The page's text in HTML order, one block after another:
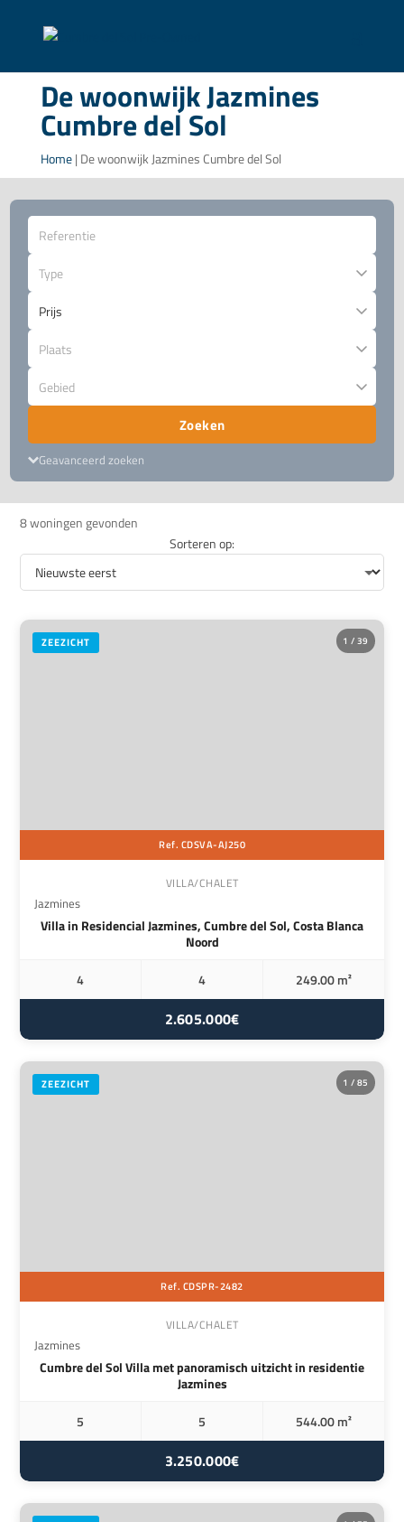
De woonwijk Jazmines
Cumbre del Sol
Home| De woonwijk Jazmines Cumbre del Sol
Type
Plaats
Gebied
Zoeken
Geavanceerd zoeken
8 woningen gevonden
Sorteren op:
1 / 39
ZEEZICHT
Ref. CDSVA-AJ250
VILLA/CHALET
Jazmines
Villa in Residencial Jazmines, Cumbre del Sol, Costa Blanca
Noord
4
4 249.00 m²
2.605.000€
1 / 85
ZEEZICHT
Ref. CDSPR-2482
VILLA/CHALET
Jazmines
Cumbre del Sol Villa met panoramisch uitzicht in residentie
Jazmines
5
5 544.00 m²
3.250.000€